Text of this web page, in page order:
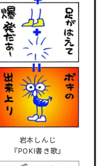
岩本しんじ
『POKI書き歌』